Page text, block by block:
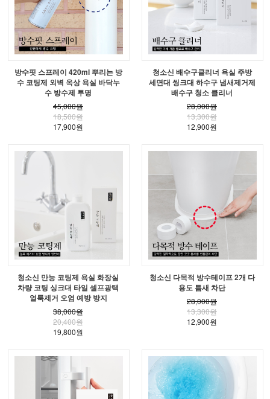
방수핏 스프레이 420ml 뿌리는 방
수 코팅제 외벽 옥상 욕실 바닥누
수 방수제 투명
45,000원
18,500원
17,900원
청소신 배수구클리너 욕실 주방
세면대 씽크대 하수구 냄새제거제
배수구 청소 클리너
28,000원
13,300원
12,900원
청소신 만능 코팅제 욕실 화장실
차량 코팅 싱크대 타일 셀프광택
얼룩제거 오염 예방 방지
38,000원
20,400원
19,800원
청소신 다목적 방수테이프 2개 다
용도 틈새 차단
28,000원
13,300원
12,900원